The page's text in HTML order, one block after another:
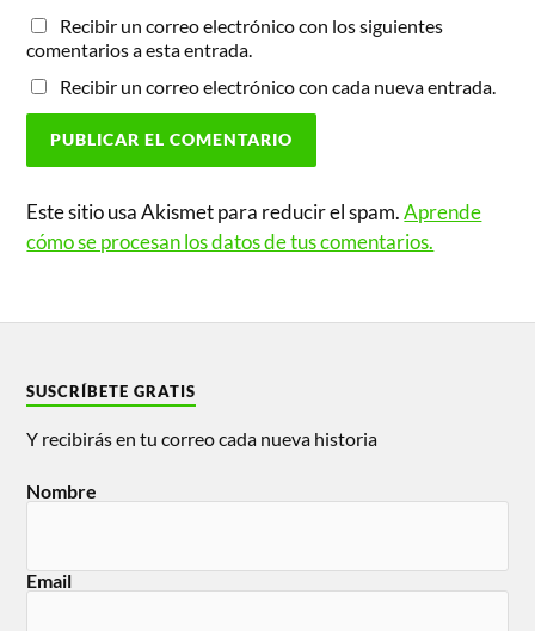
Recibir un correo electrónico con los siguientes
comentarios a esta entrada.
Recibir un correo electrónico con cada nueva entrada.
Este sitio usa Akismet para reducir el spam.Aprende
cómo se procesan los datos de tus comentarios.
SUSCRÍBETE GRATIS
Y recibirás en tu correo cada nueva historia
Nombre
Email